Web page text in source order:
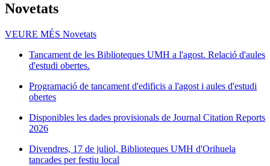
Novetats
VEURE MÉS Novetats
Tancament de les Biblioteques UMH a l'agost. Relació d'aules
d'estudi obertes.
Programació de tancament d'edificis a l'agost i aules d'estudi
obertes
Disponibles les dades provisionals de Journal Citation Reports
2026
Divendres, 17 de juliol, Biblioteques UMH d'Orihuela
tancades per festiu local